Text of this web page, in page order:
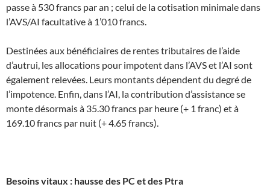
passe à 530 francs par an ; celui de la cotisation minimale dans
l’AVS/AI facultative à 1’010 francs.
Destinées aux bénéficiaires de rentes tributaires de l’aide
d’autrui, les allocations pour impotent dans l’AVS et l’AI sont
également relevées. Leurs montants dépendent du degré de
l’impotence. Enfin, dans l’AI, la contribution d’assistance se
monte désormais à 35.30 francs par heure (+ 1 franc) et à
169.10 francs par nuit (+ 4.65 francs).
Besoins vitaux : hausse des PC et des Ptra